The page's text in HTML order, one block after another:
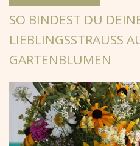
SO BINDEST DU
LIEBLINGSSTRAUSS
ARTENBLUMEN